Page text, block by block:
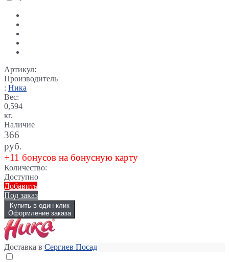
Артикул:
Производитель
: Ника
Вес:
0,594
кг.
Наличие
366
руб.
+11 бонусов на бонусную карту
Количество:
Доступно
Добавить
Под заказ
Купить в один клик
Оформление заказа
Доставка в Сергиев Посад